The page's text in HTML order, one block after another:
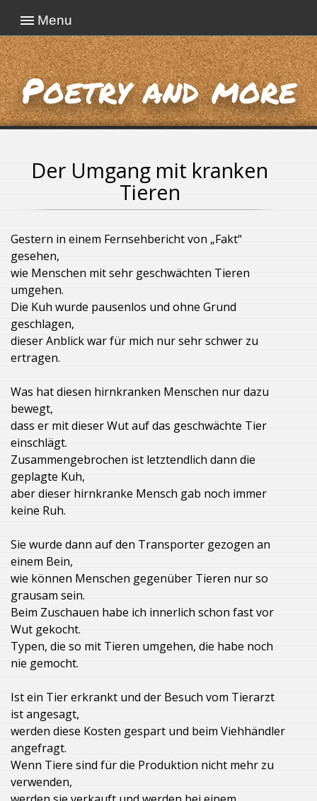
Menu
Poetry and more
Der Umgang mit kranken
Tieren
Gestern in einem Fernsehbericht von „Fakt“
gesehen,
wie Menschen mit sehr geschwächten Tieren
umgehen.
Die Kuh wurde pausenlos und ohne Grund
geschlagen,
dieser Anblick war für mich nur sehr schwer zu
ertragen.
Was hat diesen hirnkranken Menschen nur dazu
bewegt,
dass er mit dieser Wut auf das geschwächte Tier
einschlägt.
Zusammengebrochen ist letztendlich dann die
geplagte Kuh,
aber dieser hirnkranke Mensch gab noch immer
keine Ruh.
Sie wurde dann auf den Transporter gezogen an
einem Bein,
wie können Menschen gegenüber Tieren nur so
grausam sein.
Beim Zuschauen habe ich innerlich schon fast vor
Wut gekocht.
Typen, die so mit Tieren umgehen, die habe noch
nie gemocht.
Ist ein Tier erkrankt und der Besuch vom Tierarzt
ist angesagt,
werden diese Kosten gespart und beim Viehhändler
angefragt.
Wenn Tiere sind für die Produktion nicht mehr zu
verwenden,